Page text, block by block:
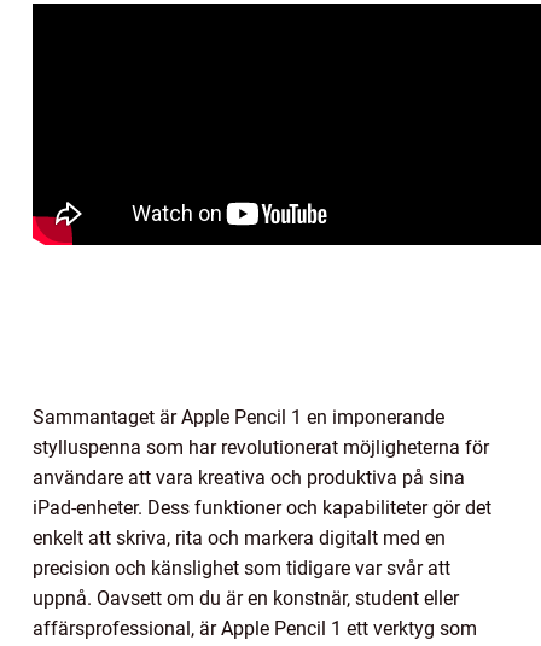
Sammantaget är Apple Pencil 1 en imponerande
stylluspenna som har revolutionerat möjligheterna för
användare att vara kreativa och produktiva på sina
iPad-enheter. Dess funktioner och kapabiliteter gör det
enkelt att skriva, rita och markera digitalt med en
precision och känslighet som tidigare var svår att
uppnå. Oavsett om du är en konstnär, student eller
affärsprofessional, är Apple Pencil 1 ett verktyg som